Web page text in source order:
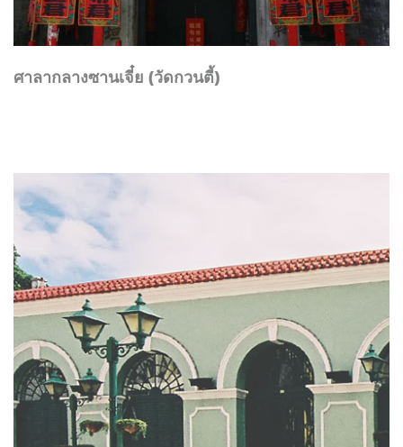
ศาลากลางซานเจี๋ย (วัดกวนตี้)